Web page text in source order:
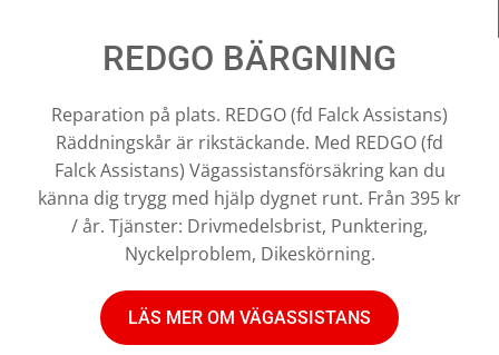
REDGO BÄRGNING
Reparation på plats. REDGO (fd Falck Assistans)
Räddningskår är rikstäckande. Med REDGO (fd
Falck Assistans) Vägassistansförsäkring kan du
känna dig trygg med hjälp dygnet runt. Från 395 kr
/ år. Tjänster: Drivmedelsbrist, Punktering,
Nyckelproblem, Dikeskörning.
LÄS MER OM VÄGASSISTANS